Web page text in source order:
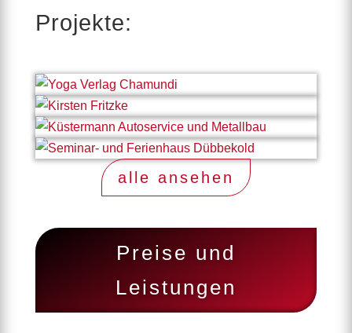
Projekte:
alle ansehen
Preise und
Leistungen